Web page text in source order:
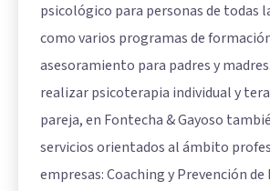
psicológico para personas de todas
como varios programas de
asesoramiento para padres y
realizar psicoterapia individual y
pareja, en Fontecha & Gayoso
servicios orientados al ámbito
empresas: Coaching y Prevención de